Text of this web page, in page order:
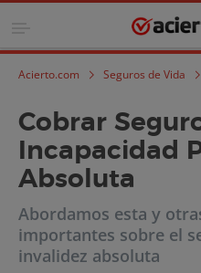
Acierto.com Seguros de Vida
Cobrar
Incapacidad
Absoluta
Abordamos esta y
importantes sobre el
invalidez absoluta